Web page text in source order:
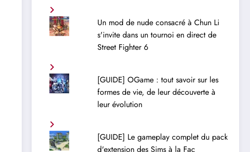
Un mod de nude consacré à Chun Li
s'invite dans un tournoi en direct de
Street Fighter 6
[GUIDE] OGame : tout savoir sur les
formes de vie, de leur découverte à
leur évolution
[GUIDE] Le gameplay complet du pack
d'extension des Sims à la Fac